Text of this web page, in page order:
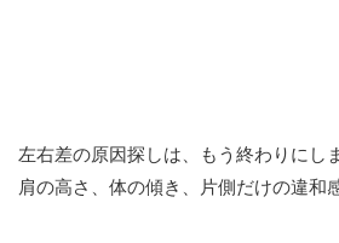
左右差の原因探しは、もう終わりにし
肩の高さ、体の傾き、片側だけの違和